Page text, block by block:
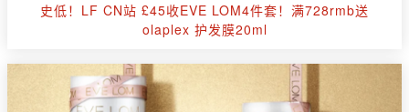
史低！LF CN站 £45收EVE LOM4件套！满728rmb送
olaplex 护发膜20ml